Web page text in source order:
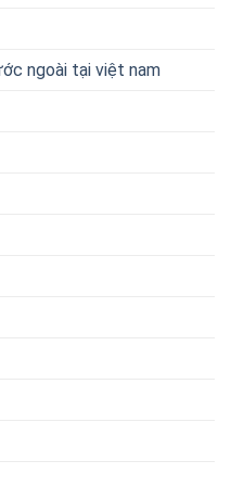
ngoài tại việt nam